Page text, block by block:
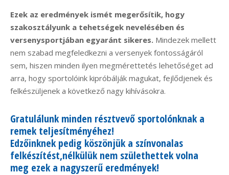
Ezek az eredmények ismét megerősítik, hogy
szakosztályunk a tehetségek nevelésében és
versenysportjában egyaránt sikeres. Mindezek mellett
nem szabad megfeledkezni a versenyek fontosságáról
sem, hiszen minden ilyen megmérettetés lehetőséget ad
arra, hogy sportolóink kipróbálják magukat, fejlődjenek és
felkészüljenek a következő nagy kihívásokra.
Gratulálunk minden résztvevő sportolónknak a
remek teljesítményéhez!
Edzőinknek pedig köszönjük a színvonalas
felkészítést,nélkülük nem születhettek volna
meg ezek a nagyszerű eredmények!